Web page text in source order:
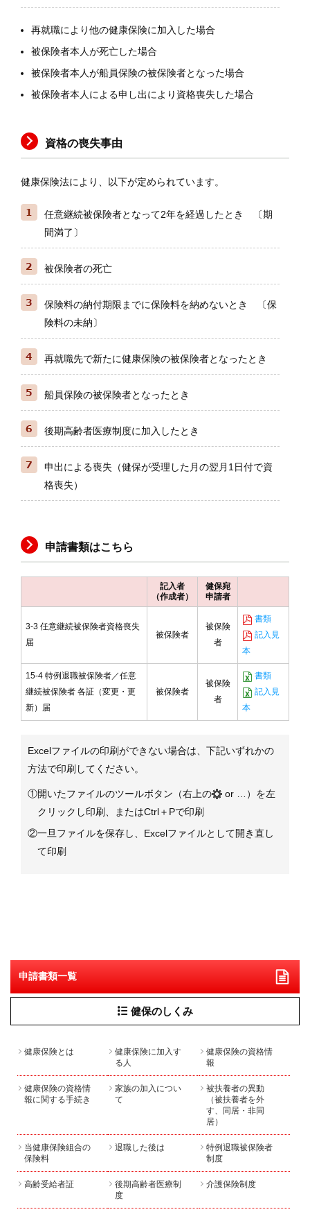
再就職により他の健康保険に加入した場合
被保険者本人が死亡した場合
被保険者本人が船員保険の被保険者となった場合
被保険者本人による申し出により資格喪失した場合
資格の喪失事由
健康保険法により、以下が定められています。
任意継続被保険者となって2年を経過したとき 〔期
間満了〕
被保険者の死亡
保険料の納付期限までに保険料を納めないとき 〔保
険料の未納〕
再就職先で新たに健康保険の被保険者となったとき
船員保険の被保険者となったとき
後期高齢者医療制度に加入したとき
申出による喪失（健保が受理した月の翌月1日付で資
格喪失）
申請書類はこちら
記入者
（作成者）
健保宛
申請者
3-3 任意継続被保険者資格喪失
届
被保険者
被保険
者
書類
記入見
本
15-4 特例退職被保険者／任意
継続被保険者 各証（変更・更
新）届
被保険者
被保険
者
書類
記入見
本
Excelファイルの印刷ができない場合は、下記いずれかの
方法で印刷してください。
①開いたファイルのツールボタン（右上の
or …）を左
クリックし印刷、またはCtrl＋Pで印刷
②一旦ファイルを保存し、Excelファイルとして開き直し
て印刷
申請書類一覧
健保のしくみ
健康保険とは
健康保険に加入す
る人
健康保険の資格情
報
健康保険の資格情
報に関する手続き
家族の加入につい
て
被扶養者の異動
（被扶養者を外
す、同居・非同
居）
当健康保険組合の
保険料
退職した後は
特例退職被保険者
制度
高齢受給者証
後期高齢者医療制
度
介護保険制度